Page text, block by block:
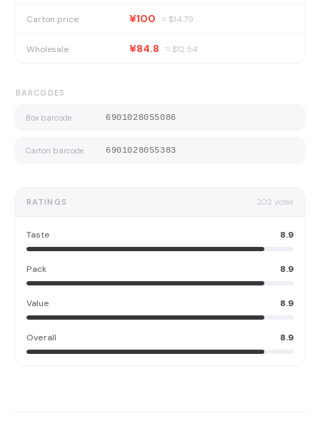
Carton price ¥100 ≈ $14.79
Wholesale ¥84.8 ≈ $12.54
BARCODES
Box barcode 6901028055086
Carton barcode 6901028055383
RATINGS 202 votes
Taste 8.9
Pack 8.9
Value 8.9
Overall 8.9